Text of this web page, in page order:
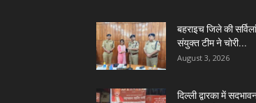
बहराइच जिले की
संयुक्त टीम ने चोरी...
August 3, 2026
दिल्ली द्वारका में